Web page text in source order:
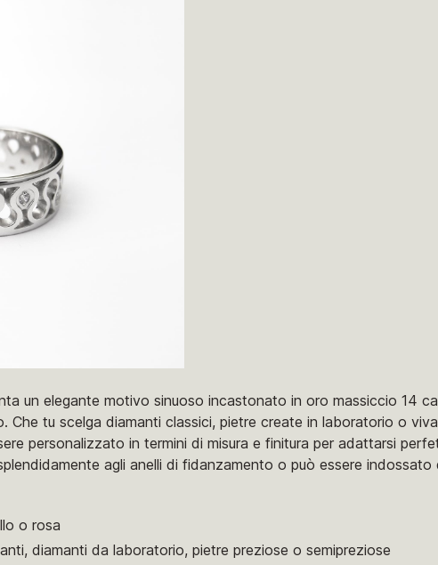
un elegante motivo sinuoso incastonato in oro massiccio 14
Che tu scelga diamanti classici, pietre create in laboratorio o
personalizzato in termini di misura e finitura per adattarsi
agli anelli di fidanzamento o può essere
o rosa
diamanti da laboratorio, pietre preziose o semipreziose